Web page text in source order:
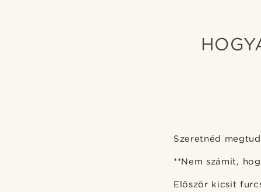
Szeretnéd
**Nem számít,
Először kicsit